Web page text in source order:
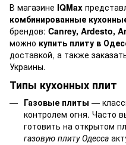
В магазине IQMax
комбинированные
брендов: Canrey, Ardesto,
можно купить плиту в
доставкой, а также
Украины.
Типы кухонных плит
Газовые плиты —
контролем огня. Часто
готовить на открытом
газовую плиту Одесса